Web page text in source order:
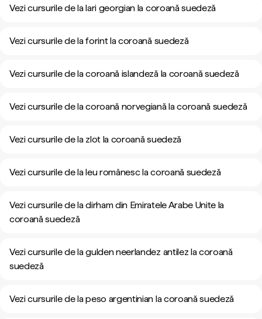
Vezi cursurile de la lari georgian la coroană suedeză
Vezi cursurile de la forint la coroană suedeză
Vezi cursurile de la coroană islandeză la coroană suedeză
Vezi cursurile de la coroană norvegiană la coroană suedeză
Vezi cursurile de la zlot la coroană suedeză
Vezi cursurile de la leu românesc la coroană suedeză
Vezi cursurile de la dirham din Emiratele Arabe Unite la
coroană suedeză
Vezi cursurile de la gulden neerlandez antilez la coroană
suedeză
Vezi cursurile de la peso argentinian la coroană suedeză